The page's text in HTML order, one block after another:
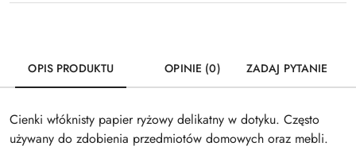
OPIS PRODUKTU OPINIE (0) ZADAJ PYTANIE
Cienki włóknisty papier ryżowy delikatny w dotyku. Często
używany do zdobienia przedmiotów domowych oraz mebli.